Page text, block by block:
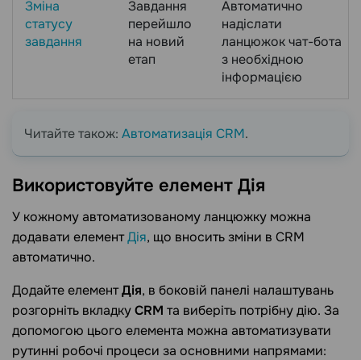
Зміна
статусу
завдання
Завдання
перейшло
на новий
етап
Автоматично
надіслати
ланцюжок чат-бота
з необхідною
інформацією
Читайте також: Автоматизація CRM.
Використовуйте елемент Дія
У кожному автоматизованому ланцюжку можна
додавати елементДія, що вносить зміни в CRM
автоматично.
Додайте елементДія, в боковій панелі налаштувань
розгорніть вкладкуCRM та виберіть потрібну дію. За
допомогою цього елемента можна автоматизувати
рутинні робочі процеси за основними напрямами: